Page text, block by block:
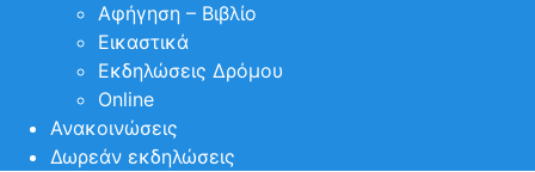
Αφήγηση – Βιβλίο
Εικαστικά
Εκδηλώσεις Δρόμου
Online
Ανακοινώσεις
Δωρεάν εκδηλώσεις